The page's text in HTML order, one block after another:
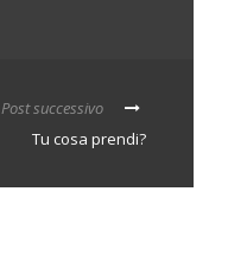
Post successivo
Tu cosa prendi?